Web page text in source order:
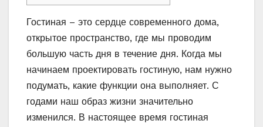
Гостиная – это сердце современного дома,
открытое пространство, где мы проводим
большую часть дня в течение дня. Когда мы
начинаем проектировать гостиную, нам нужно
подумать, какие функции она выполняет. С
годами наш образ жизни значительно
изменился. В настоящее время гостиная